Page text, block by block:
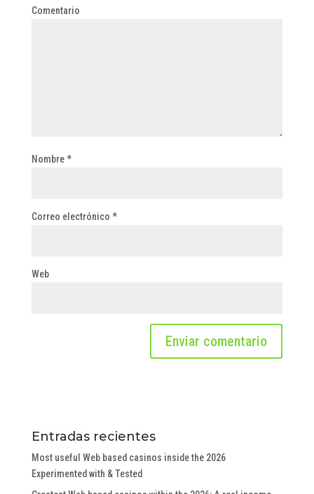
Comentario
Nombre*
Correo electrónico *
Web
Entradas recientes
Most useful Web based casinos inside the 2026
Experimented with & Tested